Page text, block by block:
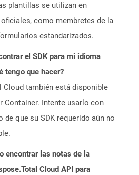
plantillas se utilizan en
como membretes de la
estandarizados.
el SDK para mi idioma
tengo que hacer?
Cloud también está disponible
Container. Intente usarlo con
de que su SDK requerido aún no
encontrar las notas de la
Cloud API para